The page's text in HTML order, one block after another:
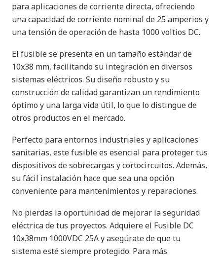
para aplicaciones de corriente directa, ofreciendo
una capacidad de corriente nominal de 25 amperios y
una tensión de operación de hasta 1000 voltios DC.
El fusible se presenta en un tamaño estándar de
10x38 mm, facilitando su integración en diversos
sistemas eléctricos. Su diseño robusto y su
construcción de calidad garantizan un rendimiento
óptimo y una larga vida útil, lo que lo distingue de
otros productos en el mercado.
Perfecto para entornos industriales y aplicaciones
sanitarias, este fusible es esencial para proteger tus
dispositivos de sobrecargas y cortocircuitos. Además,
su fácil instalación hace que sea una opción
conveniente para mantenimientos y reparaciones.
No pierdas la oportunidad de mejorar la seguridad
eléctrica de tus proyectos. Adquiere el Fusible DC
10x38mm 1000VDC 25A y asegúrate de que tu
sistema esté siempre protegido. Para más